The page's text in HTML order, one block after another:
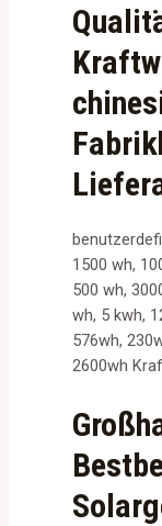
1500 wh,
500 wh,
wh, 5 kwh,
576wh,
2600wh